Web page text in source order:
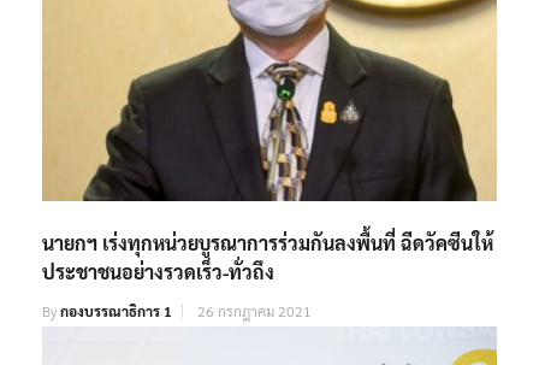
นายกฯ เร่งทุกหน่วยบูรณาการร่วมกันลงพื้นที่ ฉีดวัคซีนให้
ประชาชนอย่างรวดเร็ว-ทั่วถึง
Byกองบรรณาธิการ 1 26 กรกฎาคม 2021